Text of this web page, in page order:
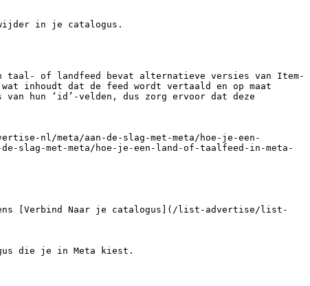
in je catalogus.
taal- of landfeed bevat alternatieve versies van Item-
inhoudt dat de feed wordt vertaald en op maat
hun ‘id’-velden, dus zorg ervoor dat deze
nl/meta/aan-de-slag-met-meta/hoe-je-een-
met-meta/hoe-je-een-land-of-taalfeed-in-meta-
[Verbind Naar je catalogus](/list-advertise/list-
die je in Meta kiest.